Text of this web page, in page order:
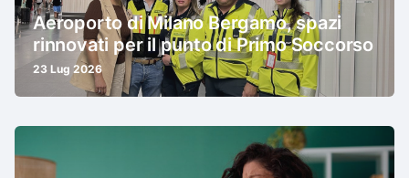
Aeroporto di Milano Bergamo, spazi
rinnovati per il punto di Primo Soccorso
23 Lug 2026